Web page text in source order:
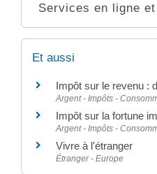
Services en ligne
Et aussi
Impôt sur le revenu :
Argent - Impôts -
Impôt sur la fortune
Argent - Impôts -
Vivre à l'étranger
Étranger - Europe